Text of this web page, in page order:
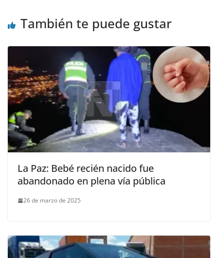
También te puede gustar
La Paz: Bebé recién nacido fue
abandonado en plena vía pública
26 de marzo de 2025